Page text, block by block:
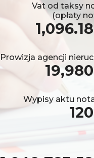
Vat od taksy
(opłaty
Prowizja agencji
Wypisy aktu